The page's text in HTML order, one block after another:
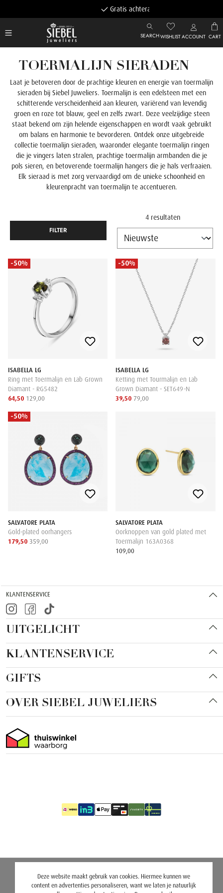
Gratis achteraf betalen
SEARCHWISHLISTACCOUNT CART
TOERMALIJN SIERADEN
Laat je betoveren door de prachtige kleuren en energie van toermalijn
sieraden bij Siebel Juweliers. Toermalijn is een edelsteen met een
schitterende verscheidenheid aan kleuren, variërend van levendig
groen en roze tot blauw, geel en zelfs zwart. Deze veelzijdige steen
staat bekend om zijn helende eigenschappen en wordt vaak gebruikt
om balans en harmonie te bevorderen. Ontdek onze uitgebreide
collectie toermalijn sieraden, waaronder elegante toermalijn ringen
die je vingers laten stralen, prachtige toermalijn armbanden die je
pols sieren, en betoverende toermalijn hangers die je hals verfraaien.
Elk sieraad is met zorg vervaardigd om de unieke schoonheid en
kleurenpracht van toermalijn te accentueren.
FILTER
4 resultaten
-50%
ISABELLA LG
Ring met Toermalijn en Lab Grown
Diamant - RG5482
64,50 129,00
-50%
ISABELLA LG
Ketting met Tourmalijn en Lab
Grown Diamant - SET649-N
39,50 79,00
-50%
SALVATORE PLATA
Gold-plated oorhangers
179,50 359,00
SALVATORE PLATA
Oorknoppen van gold plated met
Toermalijn 163A0368
109,00
KLANTENSERVICE
UITGELICHT
KLANTENSERVICE
GIFTS
OVER SIEBEL JUWELIERS
Deze website maakt gebruik van cookies. Hiermee kunnen we
content en advertenties personaliseren, want we laten je natuurlijk